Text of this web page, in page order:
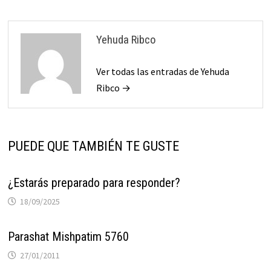
Yehuda Ribco
Ver todas las entradas de Yehuda
Ribco →
PUEDE QUE TAMBIÉN TE GUSTE
¿Estarás preparado para responder?
18/09/2025
Parashat Mishpatim 5760
27/01/2011